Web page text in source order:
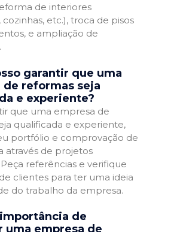
de interiores
cozinhas, etc.), troca de pisos
e ampliação de
garantir que uma
de reformas seja
e experiente?
que uma empresa de
qualificada e experiente,
portfólio e comprovação de
através de projetos
referências e verifique
clientes para ter uma ideia
do trabalho da empresa.
de
uma empresa de